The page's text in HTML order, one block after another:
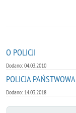
O POLICJI
Dodano: 04.03.2010
POLICJA PAŃSTWOWA
Dodano: 14.03.2018